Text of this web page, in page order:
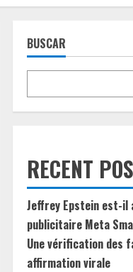
BUSCAR
RECENT
Jeffrey Epstein est-il
publicitaire Meta
Une vérification des
affirmation virale